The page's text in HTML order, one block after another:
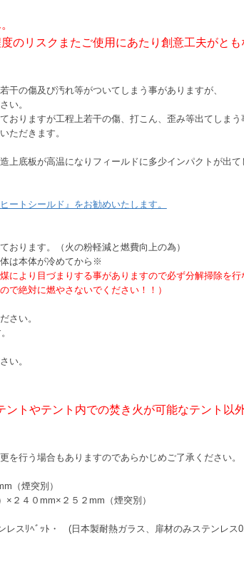
のリスクまたご使用にあたり創意工夫がとも
の傷及び汚れ等がついてしまう事がありますが、
い。
りますが工程上若干の傷、打こん、歪み等出てしまう
ただきます。
底板が高温になりフィールドに多少インパクトが出て
ートシールド』をお勧めいたします。
ります。（火の粉軽減と燃費向上の為）
は本体が冷めてから※
により目づまりする事がありますので必ず分解掃除を行
で絶対に燃やさないでください！！）
さい。
い。
トやテント内での焚き火が可能なテント以
行う場合もありますのであらかじめご了承ください。
（煙突別）
４０mm×２５２mm（煙突別）
ﾍﾞｯﾄ・ (日本製耐熱ガラス、扉材のみステンレス